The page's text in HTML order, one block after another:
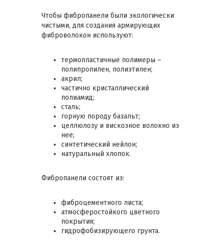
Чтобы фибропанели были экологически
чистыми, для создания армирующих
фиброволокон используют:
термопластичные полимеры –
полипропилен, полиэтилен;
акрил;
частично кристаллический
полиамид;
сталь;
горную породу базальт;
целлюлозу и вискозное волокно из
нее;
синтетический нейлон;
натуральный хлопок.
Фибропанели состоят из:
фиброцементного листа;
атмосферостойкого цветного
покрытия;
гидрофобизирующего грунта.